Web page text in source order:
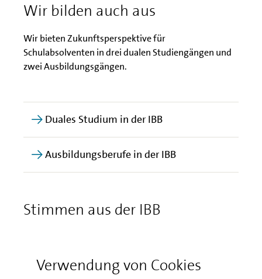
Verwendung von Cookies
Wir bilden auch aus
Wir bieten Zukunftsperspektive für
Schulabsolventen in drei dualen Studiengängen und
zwei Ausbildungsgängen.
Duales Studium in der IBB
Ausbildungsberufe in der IBB
Stimmen aus der IBB
uns wirklich aussieht?